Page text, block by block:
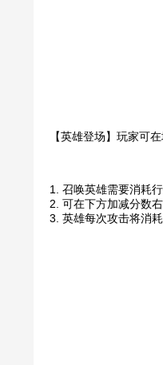
【英雄登场】玩家可
1. 召唤英雄需要消耗
2. 可在下方加减分数
3. 英雄每次攻击将消